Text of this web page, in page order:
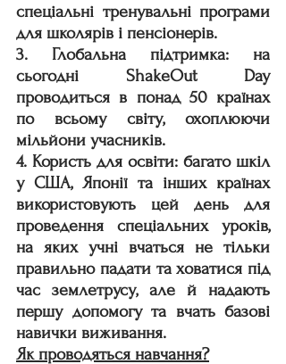
спеціальні тренувальні програми
для школярів і пенсіонерів.
3. Глобальна підтримка: на
сьогодні ShakeOut Day
проводиться в понад 50 країнах
по всьому світу, охоплюючи
мільйони учасників.
4. Користь для освіти: багато шкіл
у США, Японії та інших країнах
використовують цей день для
проведення спеціальних уроків,
на яких учні вчаться не тільки
правильно падати та ховатися під
час землетрусу, але й надають
першу допомогу та вчать базові
навички виживання.
Як проводяться навчання?